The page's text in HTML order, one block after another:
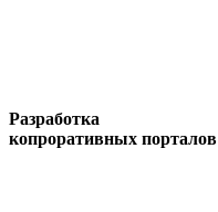
Разработка
копроративных порталов